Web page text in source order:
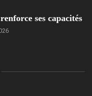
ses capacités